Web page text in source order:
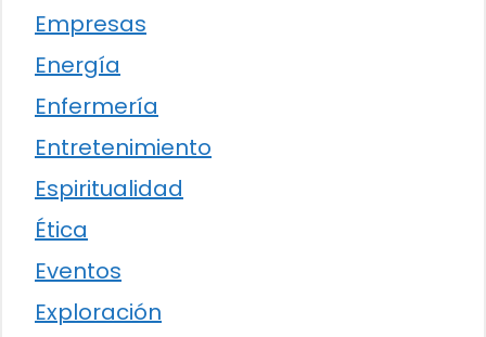
Empresas
Energía
Enfermería
Entretenimiento
Espiritualidad
Ética
Eventos
Exploración